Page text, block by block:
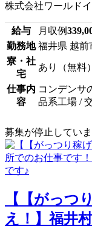
株式会社ワールド
給与 月収例
勤務地 福井県 越前
寮・社
宅
あり（無料）
仕事内
容
コンデンサ
品系工場 /
募集が停止してい
【【がっつ
え！】福井